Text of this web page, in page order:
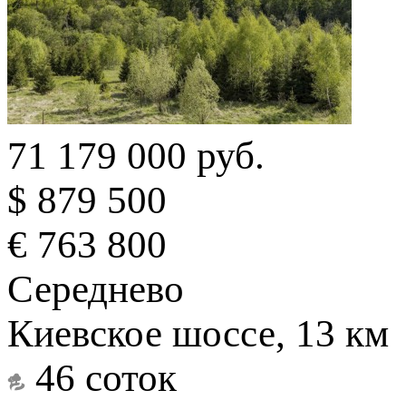
71 179 000 руб.
$ 879 500
€ 763 800
Середнево
Киевское шоссе, 13 км
46 соток